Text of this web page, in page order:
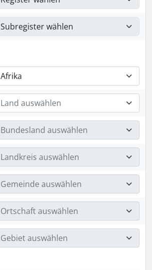
Afrika
Land auswählen
Bundesland auswählen
Landkreis auswählen
Gemeinde auswählen
Ortschaft auswählen
Gebiet auswählen